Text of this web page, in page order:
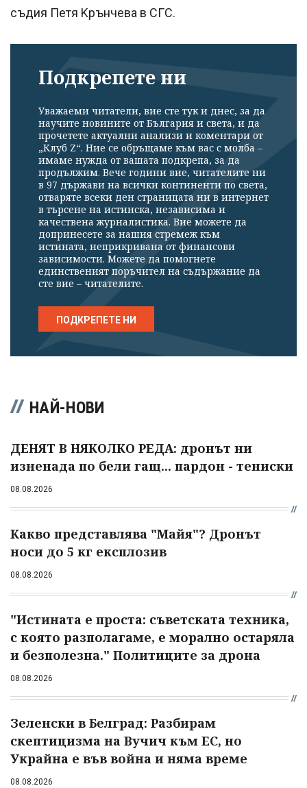
cъдия Πeтя Kpънчeвa в CГC.
Подкрепете ни
Уважаеми читатели, вие сте тук и днес, за да
научите новините от България и света, и да
прочетете актуални анализи и коментари от
„Клуб Z“. Ние се обръщаме към вас с молба –
имаме нужда от вашата подкрепа, за да
продължим. Вече години вие, читателите ни
в 97 държави на всички континенти по света,
отваряте всеки ден страницата ни в интернет
в търсене на истинска, независима и
качествена журналистика. Вие можете да
допринесете за нашия стремеж към
истината, неприкривана от финансови
зависимости. Можете да помогнете
единственият поръчител на съдържание да
сте вие – читателите.
ПОДКРЕПЕТЕ НИ
НАЙ-НОВИ
ДЕНЯТ В НЯКОЛКО РЕДА: дронът ни
изненада по бели гащ... пардон - тениски
08.08.2026
Какво представлява "Майя"? Дронът
носи до 5 кг експлозив
08.08.2026
"Истината е проста: съветската техника,
с която разполагаме, е морално остаряла
и безполезна." Политиците за дрона
08.08.2026
Зеленски в Белград: Разбирам
скептицизма на Вучич към ЕС, но
Украйна е във война и няма време
08.08.2026